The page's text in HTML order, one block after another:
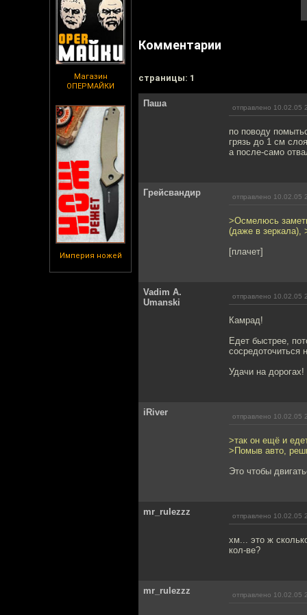
Магазин
ОПЕРМАЙКИ
Империя ножей
Комментарии
cтраницы: 1
Паша отправлено 10.02.05
по поводу
грязь до 1 см
а после-само
Грейсвандир отправлено 10.02.05
>Осмелюсь
(даже в зеркала),
[плачет]
Vadim A.
Umanski
отправлено 10.02.05
Камрад!
Едет быстрее,
сосредоточиться
Удачи на дорогах!
iRiver отправлено 10.02.05
>так он ещё и
>Помыв авто,
Это чтобы
mr_rulezzz отправлено 10.02.05
хм... это ж
кол-ве?
mr_rulezzz отправлено 10.02.05